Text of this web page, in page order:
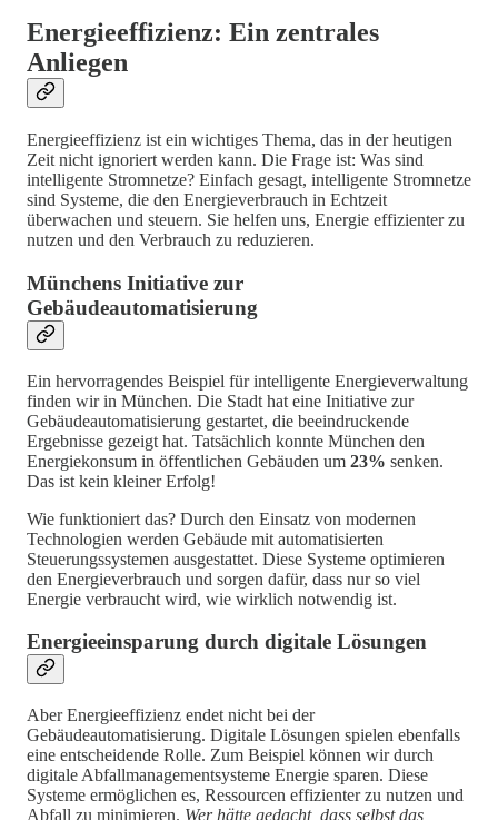
Energieeffizienz: Ein zentrales
Anliegen
Energieeffizienz ist ein wichtiges Thema, das in der heutigen
Zeit nicht ignoriert werden kann. Die Frage ist: Was sind
intelligente Stromnetze? Einfach gesagt, intelligente Stromnetze
sind Systeme, die den Energieverbrauch in Echtzeit
überwachen und steuern. Sie helfen uns, Energie effizienter zu
nutzen und den Verbrauch zu reduzieren.
Münchens Initiative zur
Gebäudeautomatisierung
Ein hervorragendes Beispiel für intelligente Energieverwaltung
finden wir in München. Die Stadt hat eine Initiative zur
Gebäudeautomatisierung gestartet, die beeindruckende
Ergebnisse gezeigt hat. Tatsächlich konnte München den
Energiekonsum in öffentlichen Gebäuden um 23% senken.
Das ist kein kleiner Erfolg!
Wie funktioniert das? Durch den Einsatz von modernen
Technologien werden Gebäude mit automatisierten
Steuerungssystemen ausgestattet. Diese Systeme optimieren
den Energieverbrauch und sorgen dafür, dass nur so viel
Energie verbraucht wird, wie wirklich notwendig ist.
Energieeinsparung durch digitale Lösungen
Aber Energieeffizienz endet nicht bei der
Gebäudeautomatisierung. Digitale Lösungen spielen ebenfalls
eine entscheidende Rolle. Zum Beispiel können wir durch
digitale Abfallmanagementsysteme Energie sparen. Diese
Systeme ermöglichen es, Ressourcen effizienter zu nutzen und
Abfall zu minimieren. Wer hätte gedacht, dass selbst das